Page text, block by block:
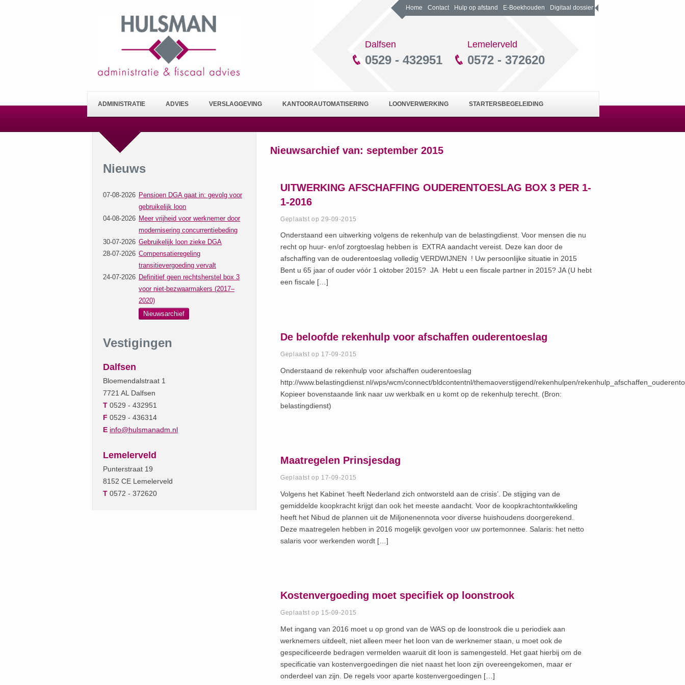
Home Contact Hulp op afstand E-Boekhouden Digitaal dossier
Dalfsen
0529 - 432951
Lemelerveld
0572 - 372620
ADMINISTRATIE ADVIES VERSLAGGEVING KANTOORAUTOMATISERING LOONVERWERKING STARTERSBEGELEIDING
Nieuws
07-08-2026 Pensioen DGA gaat in: gevolg voor
gebruikelijk loon
04-08-2026 Meer vrijheid voor werknemer door
modernisering concurrentiebeding
30-07-2026 Gebruikelijk loon zieke DGA
28-07-2026 Compensatieregeling
transitievergoeding vervalt
24-07-2026 Definitief geen rechtsherstel box 3
voor niet-bezwaarmakers (2017–
2020)
Nieuwsarchief
Vestigingen
Dalfsen
Bloemendalstraat 1
7721 AL Dalfsen
T 0529 - 432951
F 0529 - 436314
E info@hulsmanadm.nl
Lemelerveld
Punterstraat 19
8152 CE Lemelerveld
T 0572 - 372620
Nieuwsarchief van: september 2015
UITWERKING AFSCHAFFING OUDERENTOESLAG BOX 3 PER 1-
1-2016
Geplaatst op 29-09-2015
Onderstaand een uitwerking volgens de rekenhulp van de belastingdienst. Voor mensen die nu
recht op huur- en/of zorgtoeslag hebben is EXTRA aandacht vereist. Deze kan door de
afschaffing van de ouderentoeslag volledig VERDWIJNEN ! Uw persoonlijke situatie in 2015
Bent u 65 jaar of ouder vóór 1 oktober 2015? JA Hebt u een fiscale partner in 2015? JA (U hebt
een fiscale […]
De beloofde rekenhulp voor afschaffen ouderentoeslag
Geplaatst op 17-09-2015
Onderstaand de rekenhulp voor afschaffen ouderentoeslag
http://www.belastingdienst.nl/wps/wcm/connect/bldcontentnl/themaoverstijgend/rekenhulpen/
Kopieer bovenstaande link naar uw werkbalk en u komt op de rekenhulp terecht. (Bron:
belastingdienst)
Maatregelen Prinsjesdag
Geplaatst op 17-09-2015
Volgens het Kabinet ‘heeft Nederland zich ontworsteld aan de crisis’. De stijging van de
gemiddelde koopkracht krijgt dan ook het meeste aandacht. Voor de koopkrachtontwikkeling
heeft het Nibud de plannen uit de Miljonenennota voor diverse huishoudens doorgerekend.
Deze maatregelen hebben in 2016 mogelijk gevolgen voor uw portemonnee. Salaris: het netto
salaris voor werkenden wordt […]
Kostenvergoeding moet specifiek op loonstrook
Geplaatst op 15-09-2015
Met ingang van 2016 moet u op grond van de WAS op de loonstrook die u periodiek aan
werknemers uitdeelt, niet alleen meer het loon van de werknemer staan, u moet ook de
gespecificeerde bedragen vermelden waaruit dit loon is samengesteld. Het gaat hierbij om de
specificatie van kostenvergoedingen die niet naast het loon zijn overeengekomen, maar er
onderdeel van zijn. De regels voor aparte kostenvergoedingen […]